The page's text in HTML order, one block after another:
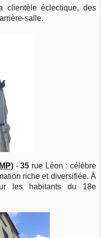
clientèle éclectique, des
salle.
-35 rue Léon : célèbre
riche et diversifiée. À
les habitants du 18e